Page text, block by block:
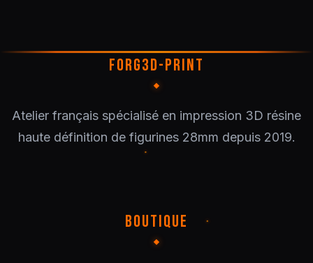
FORG3D-PRINT
Atelier français spécialisé en impression 3D résine
haute définition de figurines 28mm depuis 2019.
BOUTIQUE